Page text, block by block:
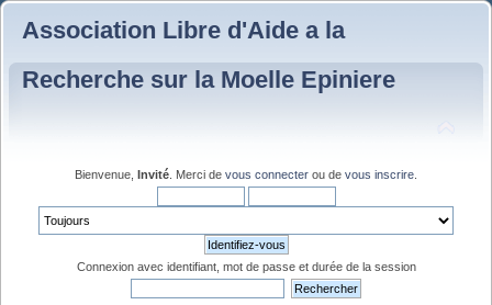
Association Libre d'Aide a la
Recherche sur la Moelle Epiniere
Bienvenue, Invité . Merci de vous connecter ou de vous inscrire
Connexion avec identifiant, mot de passe et durée de la session